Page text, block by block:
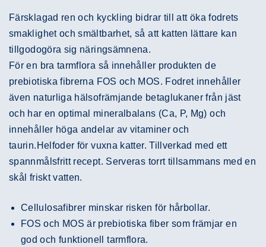
Färsklagad ren och kyckling bidrar till att öka fodrets
smaklighet och smältbarhet, så att katten lättare kan
tillgodogöra sig näringsämnena.
För en bra tarmflora så innehåller produkten de
prebiotiska fibrerna FOS och MOS. Fodret innehåller
även naturliga hälsofrämjande betaglukaner från jäst
och har en optimal mineralbalans (Ca, P, Mg) och
innehåller höga andelar av vitaminer och
taurin.Helfoder för vuxna katter. Tillverkad med ett
spannmålsfritt recept. Serveras torrt tillsammans med en
skål friskt vatten.
Cellulosafibrer minskar risken för hårbollar.
FOS och MOS är prebiotiska fiber som främjar en
god och funktionell tarmflora.